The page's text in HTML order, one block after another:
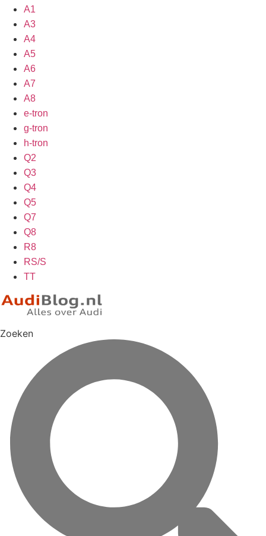
A1
A3
A4
A5
A6
A7
A8
e-tron
g-tron
h-tron
Q2
Q3
Q4
Q5
Q7
Q8
R8
RS/S
TT
Zoeken